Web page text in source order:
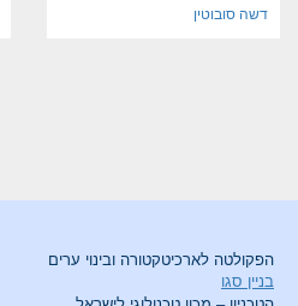
דשה סובוטין
הפקולטה לארכיטקטורה ובינוי ערים
בניין סגו